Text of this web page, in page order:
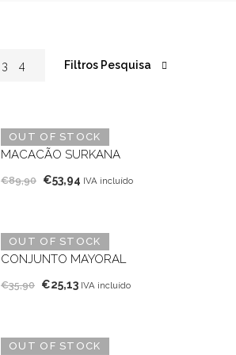
3 4 Filtros Pesquisa
OUT OF STOCK
MACACÃO SURKANA
€89,90 O
era:
€89,90.
€53,94 O
é:
€53,94.
IVA incluído
OUT OF STOCK
CONJUNTO MAYORAL
€35,90 O
era:
€25,13O
é:
IVA incluído
OUT OF STOCK